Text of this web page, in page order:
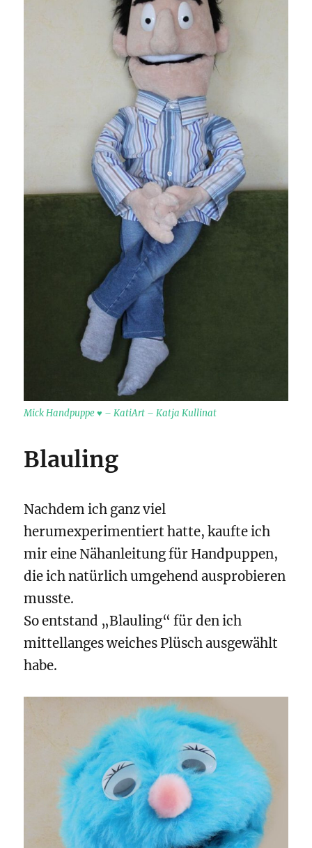
Mick Handpuppe ♥ – KatiArt – Katja Kullinat
Blauling
Nachdem ich ganz viel
herumexperimentiert hatte, kaufte ich
mir eine Nähanleitung für Handpuppen,
die ich natürlich umgehend ausprobieren
musste.
So entstand „Blauling“ für den ich
mittellanges weiches Plüsch ausgewählt
habe.